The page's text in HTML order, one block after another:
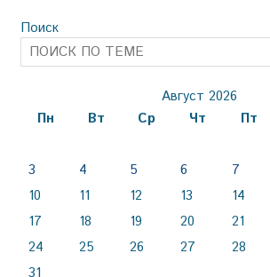
Поиск
Август 2026
Пн
Вт Ср Чт Пт
3
4 5 6 7
10
11 12 13 14
17
18 19 20 21
24
25 26 27 28
31